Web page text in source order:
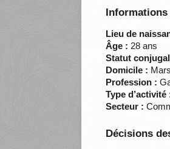
Lieu de
Âge : 28 ans
Statut
Domicile :
Profession :
Type d’activité
Secteur :
Décisions